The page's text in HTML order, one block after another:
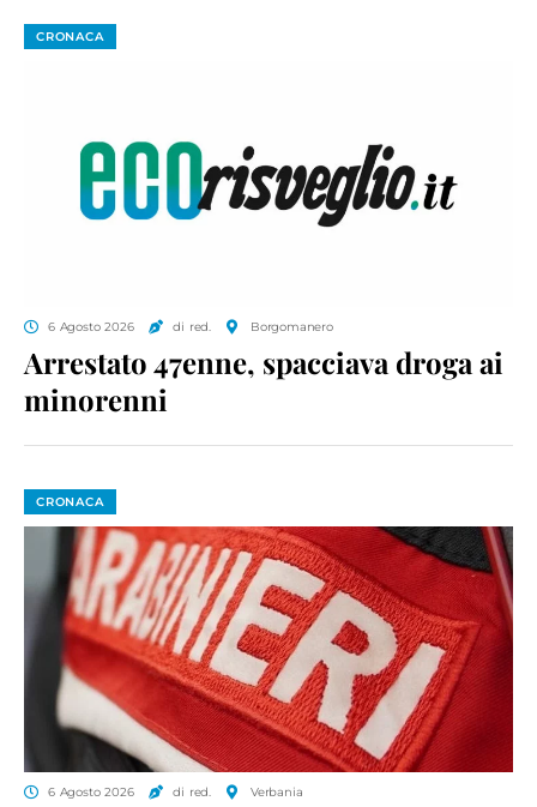
CRONACA
6 Agosto 2026 di red. Borgomanero
Arrestato 47enne, spacciava droga ai
minorenni
CRONACA
6 Agosto 2026 di red. Verbania